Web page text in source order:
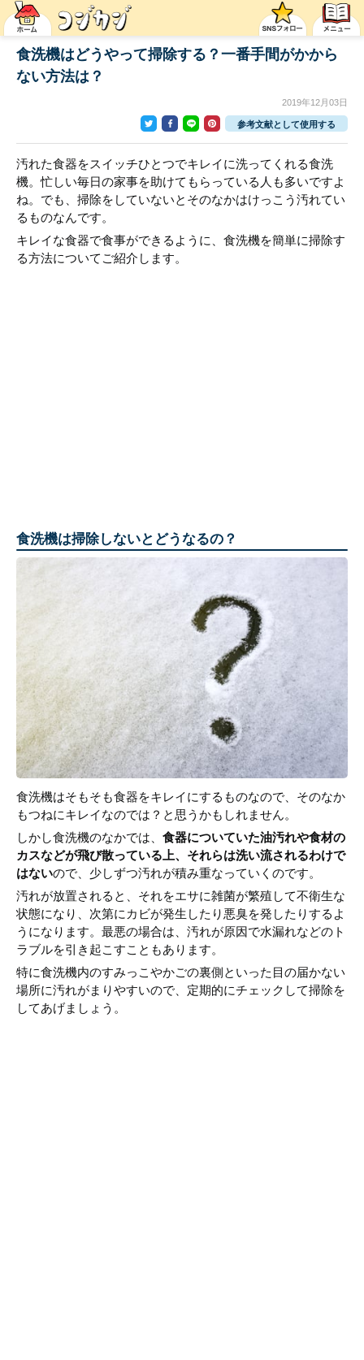
食洗機はどうやって掃除する？一番手間がかから
ない方法は？
2019年12月03日
参考文献として使用する
汚れた食器をスイッチひとつでキレイに洗ってくれる食洗
機。忙しい毎日の家事を助けてもらっている人も多いですよ
ね。でも、掃除をしていないとそのなかはけっこう汚れてい
るものなんです。
キレイな食器で食事ができるように、食洗機を簡単に掃除す
る方法についてご紹介します。
食洗機は掃除しないとどうなるの？
食洗機はそもそも食器をキレイにするものなので、そのなか
もつねにキレイなのでは？と思うかもしれません。
しかし食洗機のなかでは、 食器についていた油汚れや食材の
カスなどが飛び散っている上、それらは洗い流されるわけで
はないので、少しずつ汚れが積み重なっていくのです。
汚れが放置されると、それをエサに雑菌が繁殖して不衛生な
状態になり、次第にカビが発生したり悪臭を発したりするよ
うになります。最悪の場合は、汚れが原因で水漏れなどのト
ラブルを引き起こすこともあります。
特に食洗機内のすみっこやかごの裏側といった目の届かない
場所に汚れがまりやすいので、定期的にチェックして掃除を
してあげましょう。